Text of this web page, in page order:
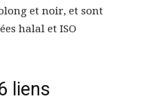
et noir, et sont
halal et ISO
liens